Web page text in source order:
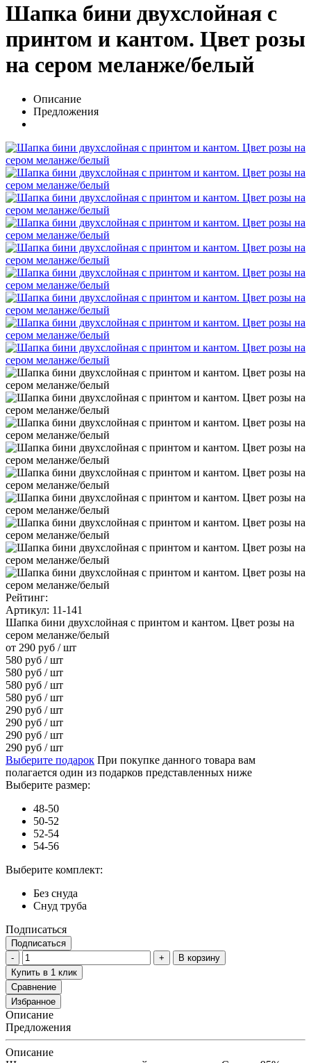
Шапка бини двухслойная с
принтом и кантом. Цвет розы
на сером меланже/белый
Описание
Предложения
Рейтинг:
Артикул: 11-141
Шапка бини двухслойная с принтом и кантом. Цвет розы на
сером меланже/белый
от 290 руб / шт
580 руб / шт
580 руб / шт
580 руб / шт
580 руб / шт
290 руб / шт
290 руб / шт
290 руб / шт
290 руб / шт
Выберите подарок При покупке данного товара вам
полагается один из подарков представленных ниже
Выберите размер:
48-50
50-52
52-54
54-56
Выберите комплект:
Без снуда
Снуд труба
Подписаться
Подписаться
В корзину
Купить в 1 клик
Сравнение
Избранное
Описание
Предложения
Описание